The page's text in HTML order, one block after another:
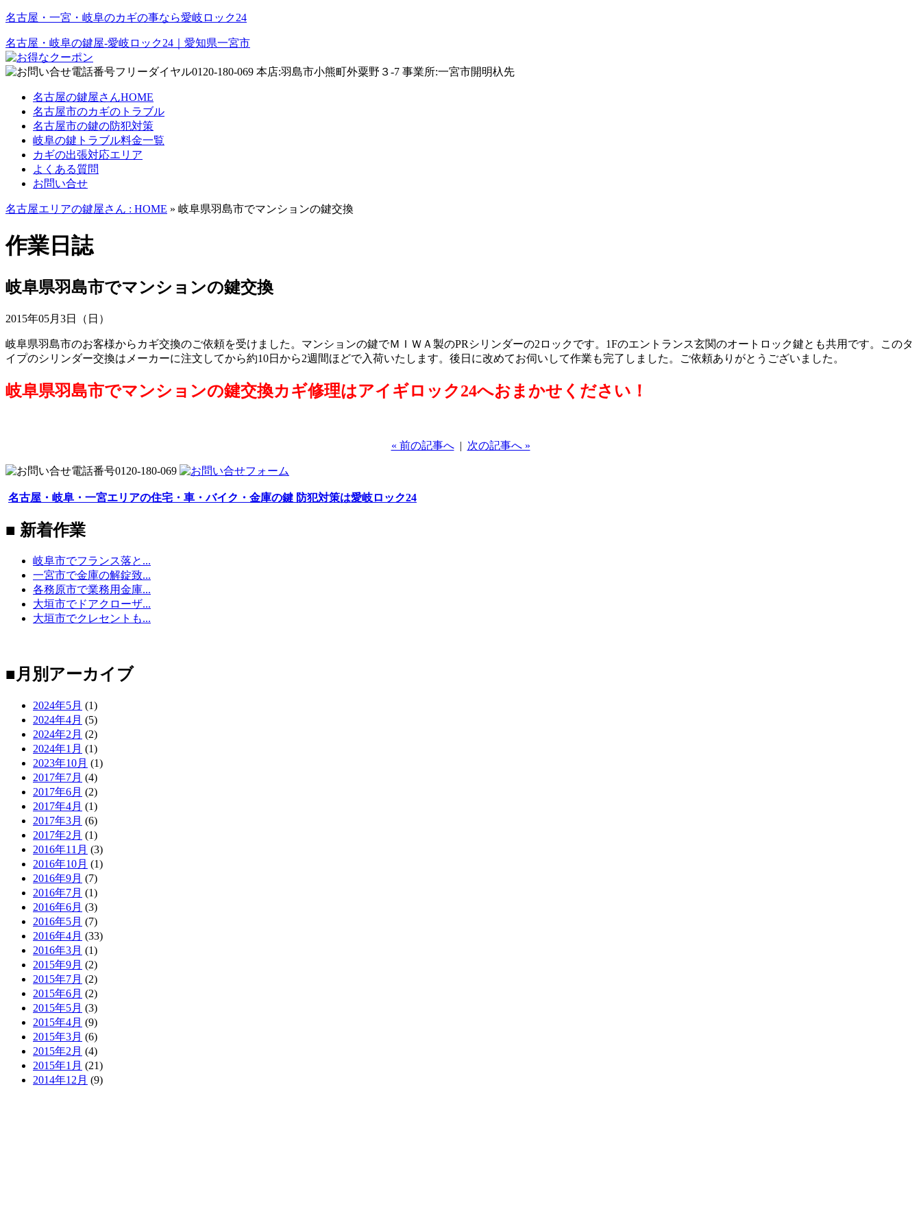
名古屋・一宮・岐阜のカギの事なら愛岐ロック24
名古屋・岐阜の鍵屋‐愛岐ロック24｜愛知県一宮市
名古屋の鍵屋さんHOME
名古屋市のカギのトラブル
名古屋市の鍵の防犯対策
岐阜の鍵トラブル料金一覧
カギの出張対応エリア
よくある質問
お問い合せ
名古屋エリアの鍵屋さん : HOME » 岐阜県羽島市でマンションの鍵交換
作業日誌
岐阜県羽島市でマンションの鍵交換
2015年05月3日（日）
岐阜県羽島市のお客様からカギ交換のご依頼を受けました。マンションの鍵でＭＩＷＡ製のPRシリンダーの2ロックです。1Fのエントランス玄関のオートロック鍵とも共用です。このタ
イプのシリンダー交換はメーカーに注文してから約10日から2週間ほどで入荷いたします。後日に改めてお伺いして作業も完了しました。ご依頼ありがとうございました。
岐阜県羽島市でマンションの鍵交換カギ修理はアイギロック24へおまかせください！
« 前の記事へ| 次の記事へ »
名古屋・岐阜・一宮エリアの住宅・車・バイク・金庫の鍵 防犯対策は愛岐ロック24
■ 新着作業
岐阜市でフランス落と...
一宮市で金庫の解錠致...
各務原市で業務用金庫...
大垣市でドアクローザ...
大垣市でクレセントも...
■月別アーカイブ
2024年5月 (1)
2024年4月 (5)
2024年2月 (2)
2024年1月 (1)
2023年10月 (1)
2017年7月 (4)
2017年6月 (2)
2017年4月 (1)
2017年3月 (6)
2017年2月 (1)
2016年11月 (3)
2016年10月 (1)
2016年9月 (7)
2016年7月 (1)
2016年6月 (3)
2016年5月 (7)
2016年4月 (33)
2016年3月 (1)
2015年9月 (2)
2015年7月 (2)
2015年6月 (2)
2015年5月 (3)
2015年4月 (9)
2015年3月 (6)
2015年2月 (4)
2015年1月 (21)
2014年12月 (9)